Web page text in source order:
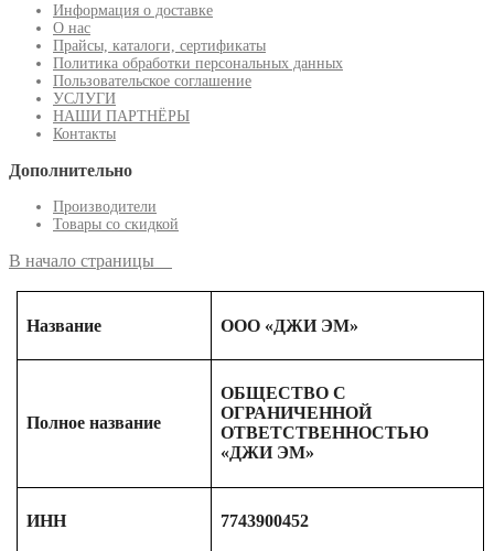
Информация о доставке
О нас
Прайсы, каталоги, сертификаты
Политика обработки персональных данных
Пользовательское соглашение
УСЛУГИ
НАШИ ПАРТНЁРЫ
Контакты
Дополнительно
Производители
Товары со скидкой
В начало страницы
Название ООО «ДЖИ ЭМ»
Полное название
ОБЩЕСТВО С
ОГРАНИЧЕННОЙ
ОТВЕТСТВЕННОСТЬЮ
«ДЖИ ЭМ»
ИНН 7743900452